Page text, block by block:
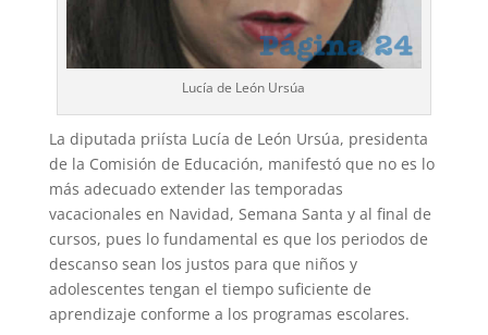
Lucía de León Ursúa
La diputada priísta Lucía de León Ursúa, presidenta
de la Comisión de Educación, manifestó que no es lo
más adecuado extender las temporadas
vacacionales en Navidad, Semana Santa y al final de
cursos, pues lo fundamental es que los periodos de
descanso sean los justos para que niños y
adolescentes tengan el tiempo suficiente de
aprendizaje conforme a los programas escolares.